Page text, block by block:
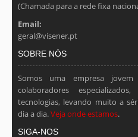
(Chamada para a rede fixa
Email:
geral@visener.pt
SOBRE NÓS
Somos uma empresa
colaboradores
tecnologias, levando muito a
dia a dia.Veja onde estamos.
SIGA-NOS